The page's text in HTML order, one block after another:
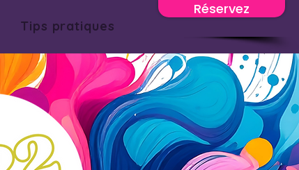
Réservez
Tips pratiques